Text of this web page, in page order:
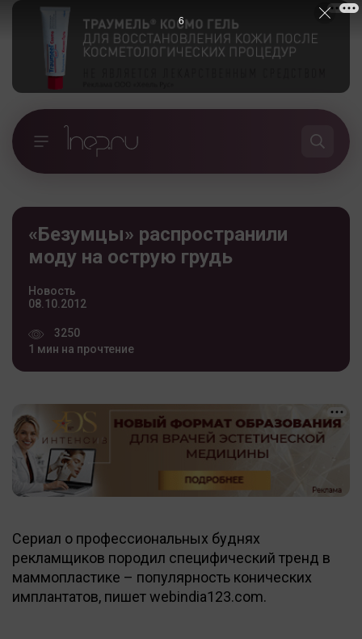
«Безумцы» распространили
моду на острую грудь
Новость
08.10.2012
3250
1 мин на прочтение
Сериал о профессиональных буднях
рекламщиков породил специфический тренд в
маммопластике – популярность конических
имплантатов, пишет webindia123.com.
5